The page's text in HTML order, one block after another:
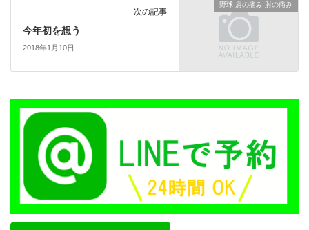
野球 肩の痛み 肘の痛み
次の記事
今年初を想う
2018年1月10日